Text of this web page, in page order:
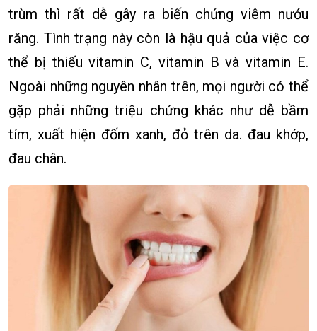
trùm thì rất dễ gây ra biến chứng viêm nướu
răng. Tình trạng này còn là hậu quả của việc cơ
thể bị thiếu vitamin C, vitamin B và vitamin E.
Ngoài những nguyên nhân trên, mọi người có thể
gặp phải những triệu chứng khác như dễ bầm
tím, xuất hiện đốm xanh, đỏ trên da. đau khớp,
đau chân.